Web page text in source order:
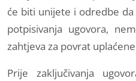
će biti unijete i odredbe
potpisivanja ugovora,
zahtjeva za povrat
Prije zaključivanja